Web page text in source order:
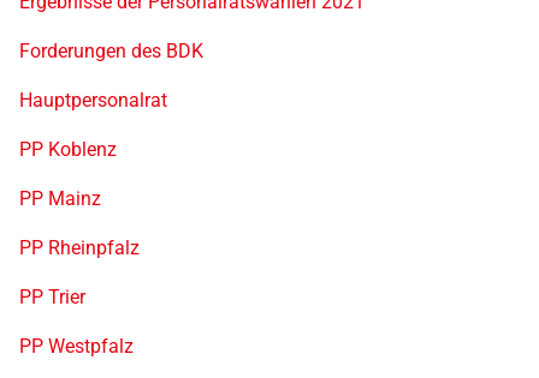
Forderungen des BDK
Hauptpersonalrat
PP Koblenz
PP Mainz
PP Rheinpfalz
PP Trier
PP Westpfalz